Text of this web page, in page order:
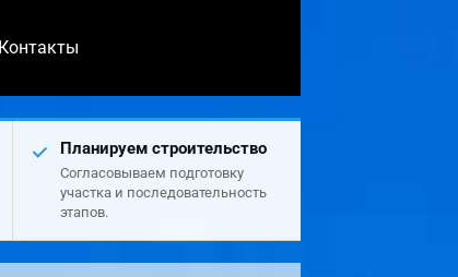
Контакты
Планируем строительство
Согласовываем подготовку
участка и последовательность
этапов.